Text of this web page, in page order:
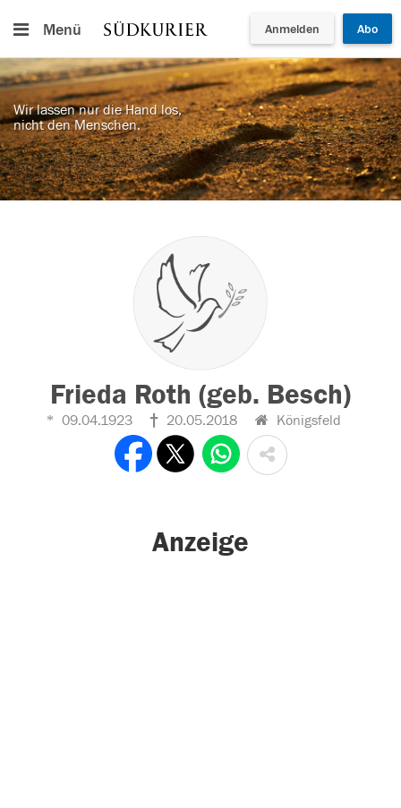
Menü Anmelden Abo
Wir lassen nur die Hand los,
nicht den Menschen.
Frieda Roth (geb. Besch)
09.04.1923 20.05.2018 Königsfeld
Anzeige